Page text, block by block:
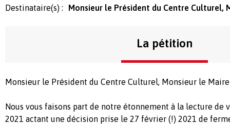
Destinataire(s) :
Monsieur le Président du Centre Culturel,
La pétition
Monsieur le Président du Centre Culturel, Monsieur le Maire
Nous vous faisons part de notre étonnement à la lecture de
2021 actant une décision prise le 27 février (!) 2021 de